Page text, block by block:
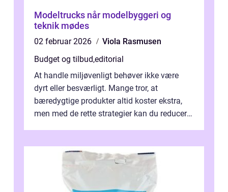
Modeltrucks når modelbyggeri og
teknik mødes
02 februar 2026
Viola Rasmusen
Budget og tilbud,editorial
At handle miljøvenligt behøver ikke være
dyrt eller besværligt. Mange tror, at
bæredygtige produkter altid koster ekstra,
men med de rette strategier kan du reducere